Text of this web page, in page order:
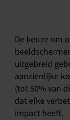
De keuze om
uitgebreid
aanzienlijke
(tot 50% van
dat elke
impact heeft.